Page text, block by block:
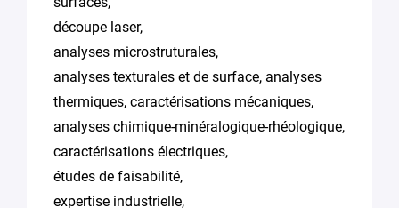
découpe laser,
analyses microstruturales,
analyses texturales et de surface, analyses
thermiques, caractérisations mécaniques,
analyses chimique-minéralogique-rhéologique,
caractérisations électriques,
études de faisabilité,
expertise industrielle,